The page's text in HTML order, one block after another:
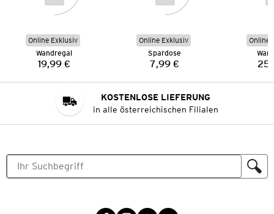
Online Exklusiv
Wandregal
Preis:
19,99 €
Online Exklusiv
Spardose
Preis:
7,99 €
Online
KOSTENLOSE LIEFERUNG
in alle österreichischen Filialen